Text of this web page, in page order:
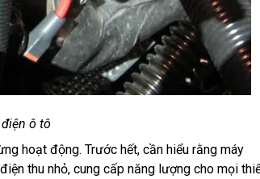
ô tô
hoạt động. Trước hết, cần hiểu rằng máy
thu nhỏ, cung cấp năng lượng cho mọi